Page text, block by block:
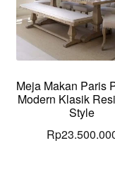
Meja Makan Paris
Modern Klasik
Style
Rp